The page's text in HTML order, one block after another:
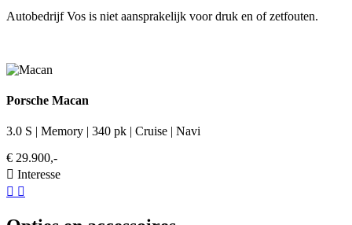
Autobedrijf Vos is niet aansprakelijk voor druk en of zetfouten.
Porsche Macan
3.0 S | Memory | 340 pk | Cruise | Navi
€ 29.900,-
Interesse